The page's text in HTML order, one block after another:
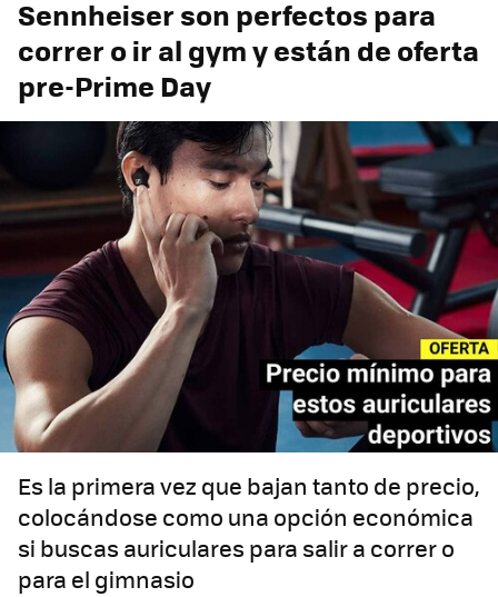
Sennheiser son perfectos para
correr o ir al gym y están de oferta
pre-Prime Day
Es la primera vez que bajan tanto de precio,
colocándose como una opción económica
si buscas auriculares para salir a correr o
para el gimnasio